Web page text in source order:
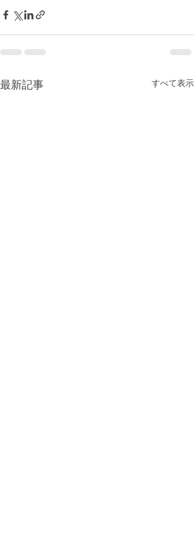
最新記事 すべて表示